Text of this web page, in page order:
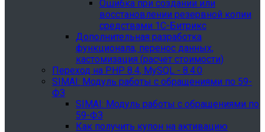
Ошибка при создании или
восстановлении резервной копии
средствами 1С-Битрикс
Дополнительная разработка
функционала, перенос данных,
кастомизация (расчет стоимости)
Переход на PHP 8.4, MySQL - 8.4.0
SIMAI: Модуль работы с обращениями по 59-
ФЗ
SIMAI: Модуль работы с обращениями по
59-ФЗ
Как получить купон на активацию